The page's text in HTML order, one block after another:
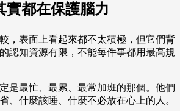
實都在保護腦力
，表面上看起來都不太積極，但它們背
認知資源有限，不能每件事都用最高規
是最忙、最累、最常加班的那個。他們
、什麼該睡、什麼不必放在心上的人。